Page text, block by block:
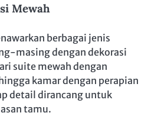
Mewah
berbagai jenis
masing dengan dekorasi
suite mewah dengan
kamar dengan perapian
detail dirancang untuk
tamu.